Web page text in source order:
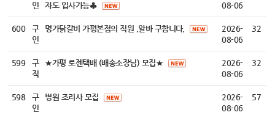
인
자도 입사가능♣
08-06
600
구
인
명가닭갈비 가평본점의 직원 ,알바 구합니다.
2026-
08-06
32
599
구
직
★가평 로젠택배 (배송소장님) 모집★
2026-
08-06
32
598
구
인
병원 조리사 모집
2026-
08-06
57